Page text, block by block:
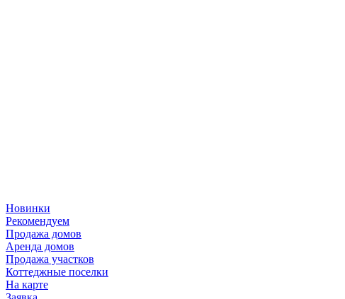
Новинки
Рекомендуем
Продажа домов
Аренда домов
Продажа участков
Коттеджные поселки
На карте